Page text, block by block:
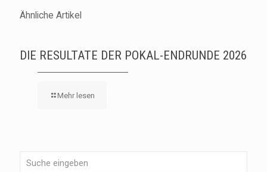
Ähnliche Artikel
DIE RESULTATE DER POKAL-ENDRUNDE 2026
Mehr lesen